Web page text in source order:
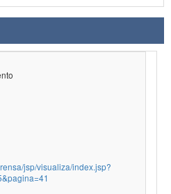
jsp/visualiza/index.jsp?